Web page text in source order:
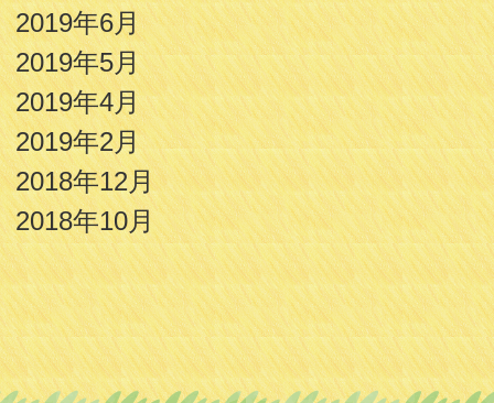
2019年6月
2019年5月
2019年4月
2019年2月
2018年12月
2018年10月